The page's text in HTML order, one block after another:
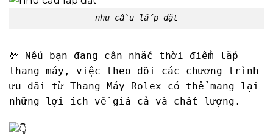
nhu cầu lắp đặt
💯 Nếu bạn đang cân nhắc thời điểm lắp
thang máy, việc theo dõi các chương trình
ưu đãi từ Thang Máy Rolex có thể mang lại
những lợi ích về giá cả và chất lượng.